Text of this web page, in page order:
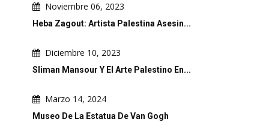
Noviembre 06, 2023
Heba Zagout: Artista Palestina Asesin...
Diciembre 10, 2023
Sliman Mansour Y El Arte Palestino En...
Marzo 14, 2024
Museo De La Estatua De Van Gogh